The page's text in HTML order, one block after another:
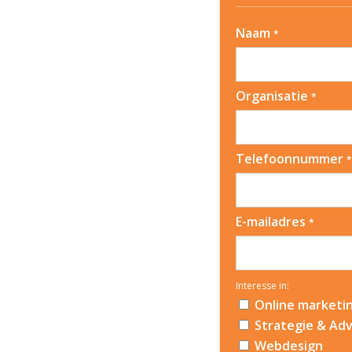
Naam *
Organisatie *
Telefoonnummer *
E-mailadres *
Interesse in:
Online
Strategie &
Webdesign